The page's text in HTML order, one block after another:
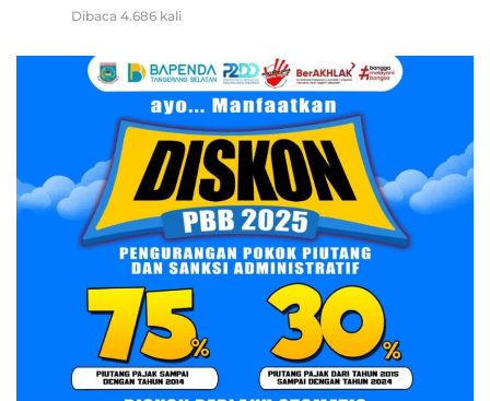
Dibaca 4.686 kali